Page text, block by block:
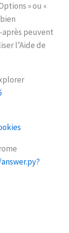
» ou «
après peuvent
l’Aide de